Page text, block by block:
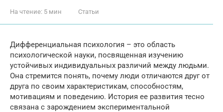
На чтение: 5 мин Статьи
Дифференциальная психология – это область
психологической науки, посвященная изучению
устойчивых индивидуальных различий между людьми.
Она стремится понять, почему люди отличаются друг от
друга по своим характеристикам, способностям,
мотивациям и поведению. История ее развития тесно
связана с зарождением экспериментальной